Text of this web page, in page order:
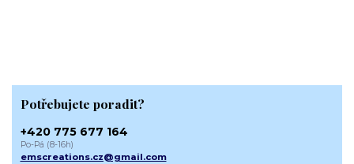
Potřebujete poradit?
+420 775 677 164
Po-Pá (8-16h)
emscreations.cz@gmail.com